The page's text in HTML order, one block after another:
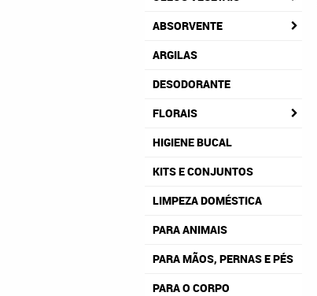
ABSORVENTE
ARGILAS
DESODORANTE
FLORAIS
HIGIENE BUCAL
KITS E CONJUNTOS
LIMPEZA DOMÉSTICA
PARA ANIMAIS
PARA MÃOS, PERNAS E PÉS
PARA O CORPO